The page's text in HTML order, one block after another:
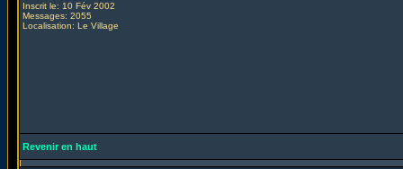
Inscrit le: 10 Fév 2002
Messages: 2055
Localisation: Le Village
Revenir en haut